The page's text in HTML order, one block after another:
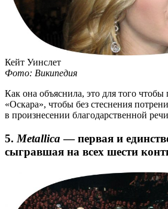
Кейт Уинслет
Фото: Википедия
Как она объяснила, это для того чтобы
«Оскара», чтобы без стеснения
в произнесении благодарственной
5. Metallica — первая и
сыгравшая на всех шести